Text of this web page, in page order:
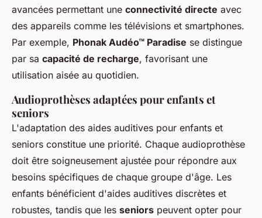
avancées permettant une connectivité directe avec
des appareils comme les télévisions et smartphones.
Par exemple, Phonak Audéo™ Paradise se distingue
par sa capacité de recharge, favorisant une
utilisation aisée au quotidien.
Audioprothèses adaptées pour enfants et
seniors
L'adaptation des aides auditives pour enfants et
seniors constitue une priorité. Chaque audioprothèse
doit être soigneusement ajustée pour répondre aux
besoins spécifiques de chaque groupe d'âge. Les
enfants bénéficient d'aides auditives discrètes et
robustes, tandis que les seniors peuvent opter pour